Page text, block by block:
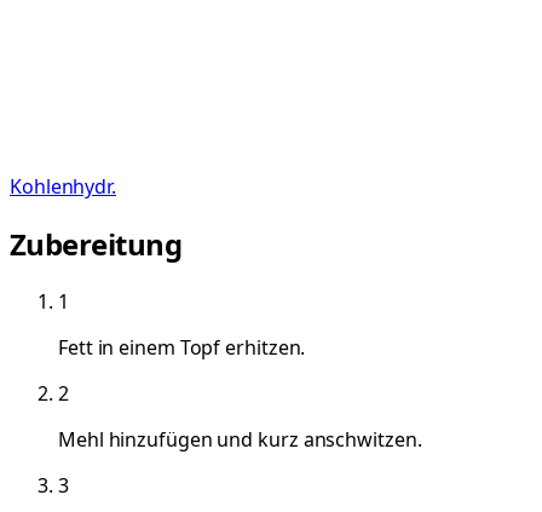
Kohlenhydr.
Zubereitung
1
Fett in einem Topf erhitzen.
2
Mehl hinzufügen und kurz anschwitzen.
3